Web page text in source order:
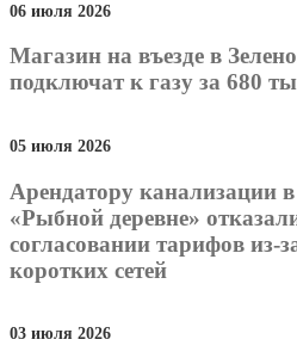
06 июля 2026
Магазин на въезде в
подключат к газу за 680
05 июля 2026
Арендатору канализации в
«Рыбной деревне»
согласовании тарифов из-
коротких сетей
03 июля 2026